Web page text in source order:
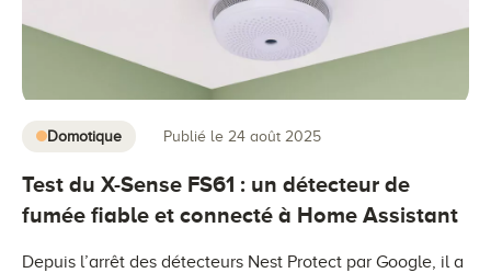
Domotique Publié le 24 août 2025
Test du X-Sense FS61 : un détecteur de
fumée fiable et connecté à Home Assistant
Depuis l’arrêt des détecteurs Nest Protect par Google, il a